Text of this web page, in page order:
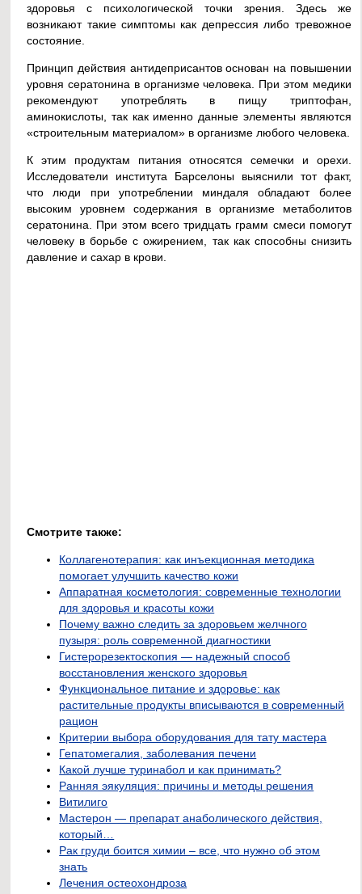
здоровья с психологической точки зрения. Здесь же
возникают такие симптомы как депрессия либо тревожное
состояние.
Принцип действия антидеприсантов основан на повышении
уровня сератонина в организме человека. При этом медики
рекомендуют употреблять в пищу триптофан,
аминокислоты, так как именно данные элементы являются
«строительным материалом» в организме любого человека.
К этим продуктам питания относятся семечки и орехи.
Исследователи института Барселоны выяснили тот факт,
что люди при употреблении миндаля обладают более
высоким уровнем содержания в организме метаболитов
сератонина. При этом всего тридцать грамм смеси помогут
человеку в борьбе с ожирением, так как способны снизить
давление и сахар в крови.
Смотрите также:
Коллагенотерапия: как инъекционная методика
помогает улучшить качество кожи
Аппаратная косметология: современные технологии
для здоровья и красоты кожи
Почему важно следить за здоровьем желчного
пузыря: роль современной диагностики
Гистерорезектоскопия — надежный способ
восстановления женского здоровья
Функциональное питание и здоровье: как
растительные продукты вписываются в современный
рацион
Критерии выбора оборудования для тату мастера
Гепатомегалия, заболевания печени
Какой лучше туринабол и как принимать?
Ранняя эякуляция: причины и методы решения
Витилиго
Мастерон — препарат анаболического действия,
который…
Рак груди боится химии – все, что нужно об этом
знать
Лечения остеохондроза